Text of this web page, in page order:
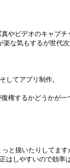
やビデオのキャプ
楽な気もするが世代
してアプリ制作。
権するかどうかが
と描いたりしてま
はしやすいので効率